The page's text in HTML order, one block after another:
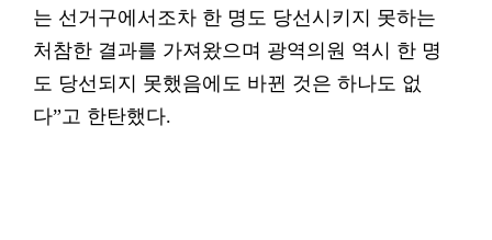
는 선거구에서조차 한 명도 당선시키지 못하는
처참한 결과를 가져왔으며 광역의원 역시 한 명
도 당선되지 못했음에도 바뀐 것은 하나도 없
다”고 한탄했다.